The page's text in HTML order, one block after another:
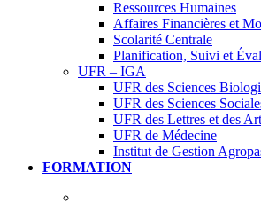
Ressources Humaines
Affaires Financières et
Scolarité Centrale
Planification, Suivi et
UFR – IGA
UFR des Sciences
UFR des Sciences
UFR des Lettres et des
UFR de Médecine
Institut de Gestion
FORMATION